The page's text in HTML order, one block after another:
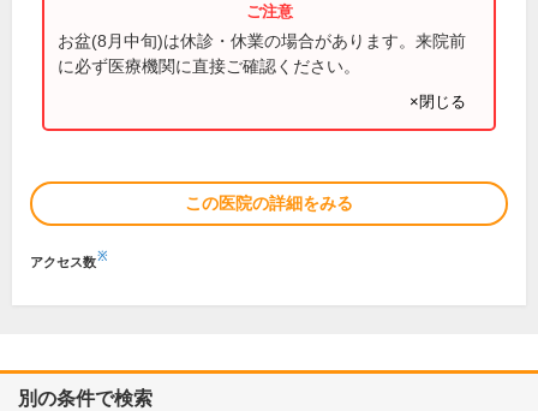
お盆(8月中旬)は休診・休業の場合があります。来院前
に必ず医療機関に直接ご確認ください。
×閉じる
この医院の詳細をみる
アクセス数※
別の条件で検索